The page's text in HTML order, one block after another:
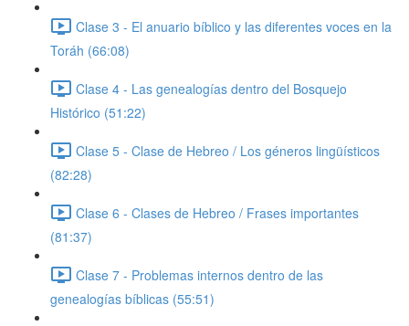
Clase 3 - El anuario bíblico y las diferentes voces en la
Toráh (66:08)
Clase 4 - Las genealogías dentro del Bosquejo
Histórico (51:22)
Clase 5 - Clase de Hebreo / Los géneros lingüísticos
(82:28)
Clase 6 - Clases de Hebreo / Frases importantes
(81:37)
Clase 7 - Problemas internos dentro de las
genealogías bíblicas (55:51)